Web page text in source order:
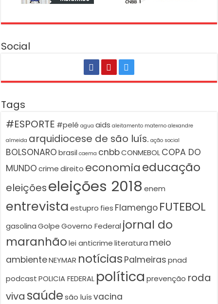
Social
Tags
#ESPORTE #pelé agua aids aleitamento materno alexandre
almeida arquidiocese de são luís. ação social
BOLSONARO brasil caema cnbbCONMEBOLCOPA DO
MUNDO crime direito economiaeducação
eleiçõeseleições 2018 enem
entrevista estupro fies Flamengo FUTEBOL
gasolina Golpe Governo Federal jornal do
maranhão lei anticrime literatura meio
ambienteNEYMAR notícias Palmeiras pnad
podcast POLICIA FEDERAL política prevenção roda
viva saúde são luís vacina